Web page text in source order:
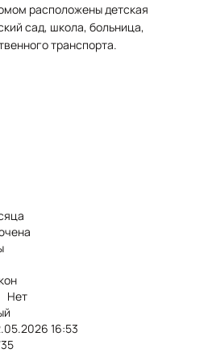
расположены детская
сад, школа, больница,
транспорта.
ремонт. Сан. узел в
мебели: кухонный гарнитур,
стулья. Из техники:
стиральная машина.
нет
16:53